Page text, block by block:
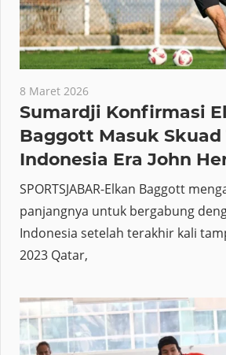
8 Maret 2026
Sumardji Konfirmasi
Baggott Masuk Skuad
Indonesia Era John
SPORTSJABAR-Elkan Baggott
panjangnya untuk bergabung
Indonesia setelah terakhir kali
2023 Qatar,